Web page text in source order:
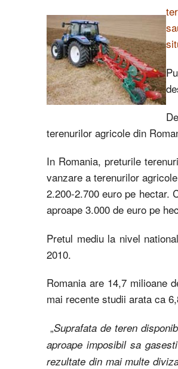
terenurilor agricole din
In Romania, preturile
vanzare a terenurilor
2.200-2.700 euro pe hectar.
aproape 3.000 de euro pe
Pretul mediu la nivel
2010.
Romania are 14,7 milioane
mai recente studii arata ca
„Suprafata de teren
aproape imposibil sa
rezultate din mai multe